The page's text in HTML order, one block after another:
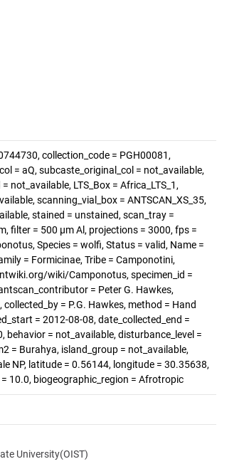
collection_code = PGH00081,
= aQ, subcaste_original_col = not_available,
not_available, LTS_Box = Africa_LTS_1,
scanning_vial_box = ANTSCAN_XS_35,
stained = unstained, scan_tray =
filter = 500 µm Al, projections = 3000, fps =
Species = wolfi, Status = valid, Name =
= Formicinae, Tribe = Camponotini,
wiki/Camponotus, specimen_id =
= Peter G. Hawkes,
= P.G. Hawkes, method = Hand
= 2012-08-08, date_collected_end =
= not_available, disturbance_level =
= Burahya, island_group = not_available,
NP, latitude = 0.56144, longitude = 30.35638,
10.0, biogeographic_region = Afrotropic
University(OIST)